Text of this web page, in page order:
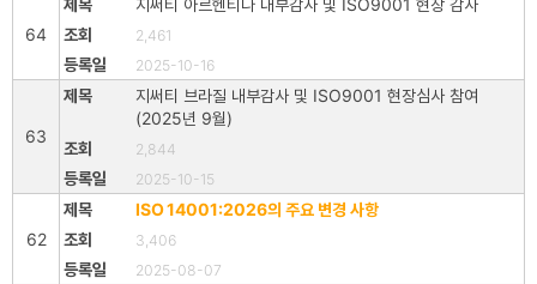
64
2,461
2025-10-16
63
지써티 브라질 내부감사 및 ISO9001 현장심사 참여
(2025년 9월)
2,844
2025-10-15
62
ISO 14001:2026의 주요 변경 사항
3,406
2025-08-07